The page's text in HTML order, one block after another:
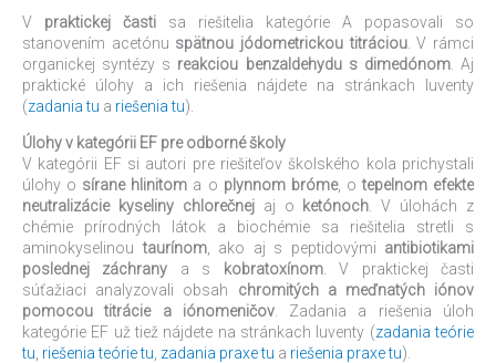
V praktickej časti sa riešitelia kategórie A popasovali so
stanovením acetónu spätnou jódometrickou titráciou. V rámci
organickej syntézy s reakciou benzaldehydu s dimedónom. Aj
praktické úlohy a ich riešenia nájdete na stránkach Iuventy
(zadania tu a riešenia tu).
Úlohy v kategórii EF pre odborné školy
V kategórii EF si autori pre riešiteľov školského kola prichystali
úlohy o sírane hlinitom a o plynnom bróme, otepelnom efekte
neutralizácie kyseliny chlorečnejaj o ketónoch . V úlohách z
chémie prírodných látok a biochémie sa riešitelia stretli s
aminokyselinoutaurínom, ako aj s peptidovými antibiotikami
poslednej záchrany a s kobratoxínom. V praktickej časti
súťažiaci analyzovali obsah chromitých a meďnatých iónov
pomocou titrácie a iónomeničov. Zadania a riešenia úloh
kategórie EF už tiež nájdete na stránkach Iuventy (zadania teórie
tu riešenia teórie tu zadania praxe tu a riešenia praxe tu).